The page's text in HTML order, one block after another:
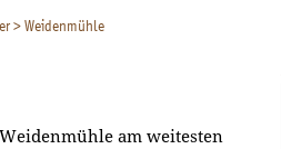
>Weidenmühle
am weitesten